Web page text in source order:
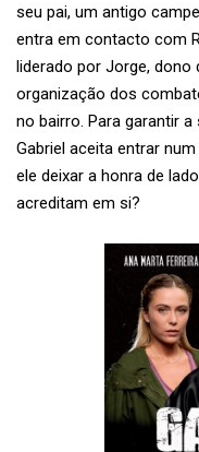
seu pai, um antigo
entra em contacto com
liderado por Jorge, dono
organização dos
no bairro. Para garantir
Gabriel aceita entrar
ele deixar a honra de
acreditam em si?